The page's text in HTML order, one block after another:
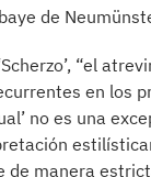
de
“el
en los
no es una
de manera